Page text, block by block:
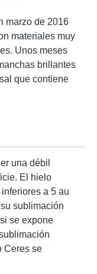
marzo de 2016
materiales muy
Unos meses
brillantes
que contiene
una débil
El hielo
a 5 au
sublimación
se expone
Ceres se